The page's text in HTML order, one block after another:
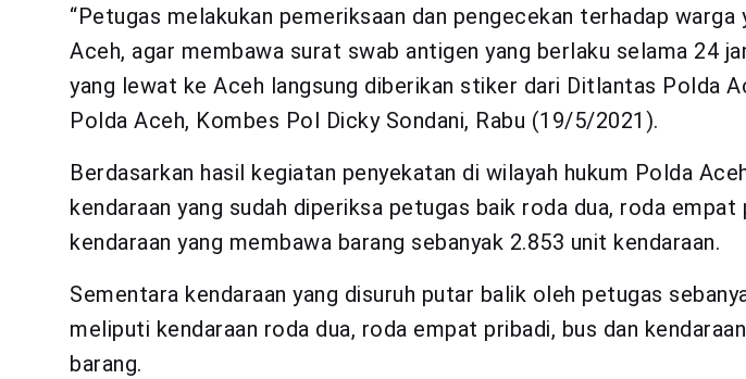
“Petugas melakukan pemeriksaan dan pengecekan terhadap warga
Aceh, agar membawa surat swab antigen yang berlaku selama 24
yang lewat ke Aceh langsung diberikan stiker dari Ditlantas Polda
Polda Aceh, Kombes Pol Dicky Sondani, Rabu (19/5/2021).
Berdasarkan hasil kegiatan penyekatan di wilayah hukum Polda
kendaraan yang sudah diperiksa petugas baik roda dua, roda empat
kendaraan yang membawa barang sebanyak 2.853 unit kendaraan.
Sementara kendaraan yang disuruh putar balik oleh petugas
meliputi kendaraan roda dua, roda empat pribadi, bus dan
barang.